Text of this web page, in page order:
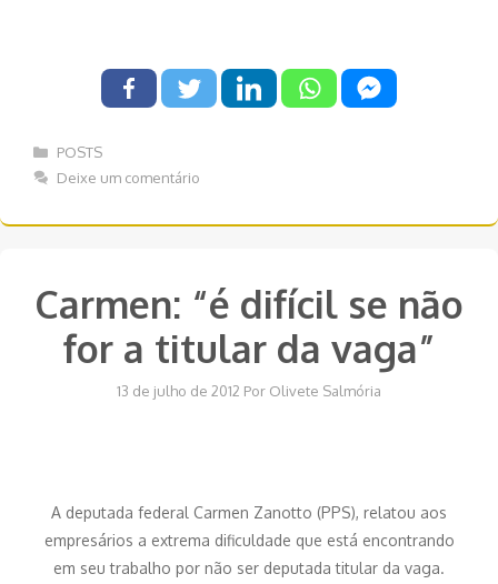
Categorias
POSTS
Deixe um comentário
Carmen: “é difícil se não
for a titular da vaga”
13 de julho de 2012 Por Olivete Salmória
A deputada federal Carmen Zanotto (PPS), relatou aos
empresários a extrema dificuldade que está encontrando
em seu trabalho por não ser deputada titular da vaga.